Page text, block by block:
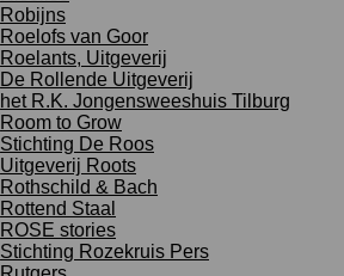
Robijns
Roelofs van Goor
Roelants, Uitgeverij
De Rollende Uitgeverij
het R.K. Jongensweeshuis Tilburg
Room to Grow
Stichting De Roos
Uitgeverij Roots
Rothschild & Bach
Rottend Staal
ROSE stories
Stichting Rozekruis Pers